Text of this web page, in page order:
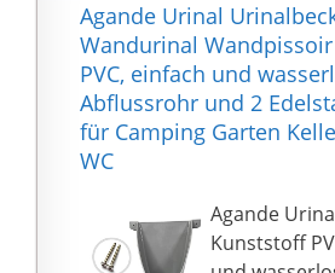
Agande Urinal
Wandurinal
PVC, einfach und
Abflussrohr und 2
für Camping Garten
WC
Agande
Kunststoff